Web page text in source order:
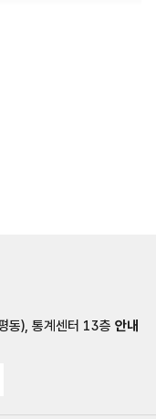
동), 통계센터 13층 안내